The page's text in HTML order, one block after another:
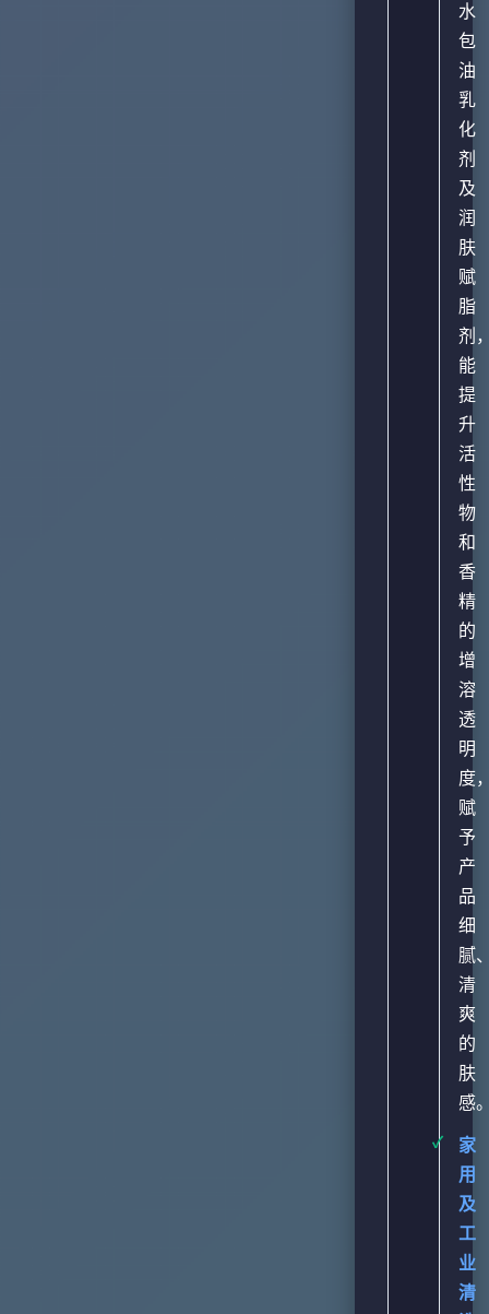
水
包
油
乳
化
剂
及
润
肤
赋
脂
剂
能
提
升
活
性
物
和
香
精
的
增
溶
透
明
度
赋
予
产
品
细
腻
清
爽
的
肤
感
家
用
及
工
业
清